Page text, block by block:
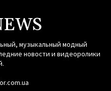
музыкальный модный
новости и видеоролики